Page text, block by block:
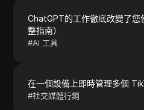
ChatGPT的工作徹底改變了
整指南）
#AI 工具
在一個設備上即時管理多個
#社交媒體行銷